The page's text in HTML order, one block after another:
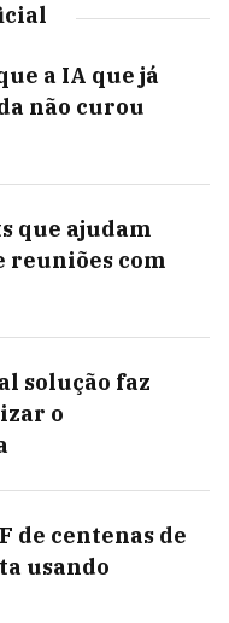
a IA que já
não curou
que ajudam
reuniões com
solução faz
o
de centenas de
usando